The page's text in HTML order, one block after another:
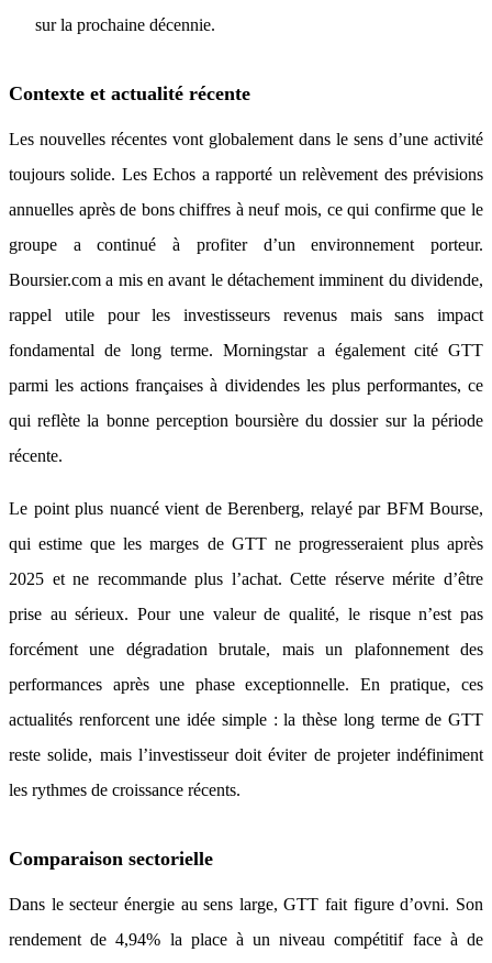
sur la prochaine décennie.
Contexte et actualité récente
Les nouvelles récentes vont globalement dans le sens d’une activité
toujours solide. Les Echos a rapporté un relèvement des prévisions
annuelles après de bons chiffres à neuf mois, ce qui confirme que le
groupe a continué à profiter d’un environnement porteur.
Boursier.com a mis en avant le détachement imminent du dividende,
rappel utile pour les investisseurs revenus mais sans impact
fondamental de long terme. Morningstar a également cité GTT
parmi les actions françaises à dividendes les plus performantes, ce
qui reflète la bonne perception boursière du dossier sur la période
récente.
Le point plus nuancé vient de Berenberg, relayé par BFM Bourse,
qui estime que les marges de GTT ne progresseraient plus après
2025 et ne recommande plus l’achat. Cette réserve mérite d’être
prise au sérieux. Pour une valeur de qualité, le risque n’est pas
forcément une dégradation brutale, mais un plafonnement des
performances après une phase exceptionnelle. En pratique, ces
actualités renforcent une idée simple : la thèse long terme de GTT
reste solide, mais l’investisseur doit éviter de projeter indéfiniment
les rythmes de croissance récents.
Comparaison sectorielle
Dans le secteur énergie au sens large, GTT fait figure d’ovni. Son
rendement de 4,94% la place à un niveau compétitif face à de